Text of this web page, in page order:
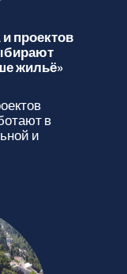
проектов
жильё»
в
и...